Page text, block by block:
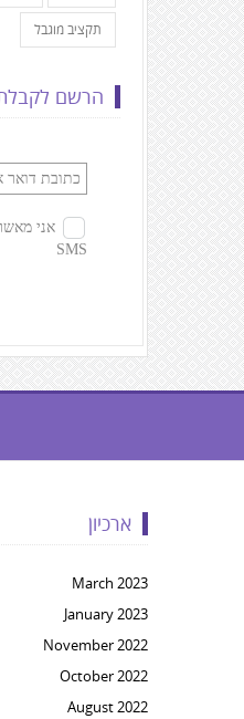
תקציב מוגבל
הרשם לקבלת
ארכיון
March 2023
January 2023
November 2022
October 2022
August 2022